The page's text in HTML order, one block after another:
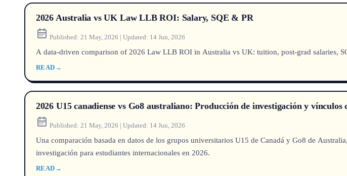
2026 Australia vs UK Law LLB ROI: Salary, SQE & PR
Published: 21 May, 2026 | Updated: 14 Jun, 2026
A data-driven comparison of 2026 Law LLB ROI in Australia vs UK: tuition, post-grad salaries,
READ →
2026 U15 canadiense vs Go8 australiano: Producción de investigación y
Published: 21 May, 2026 | Updated: 14 Jun, 2026
Una comparación basada en datos de los grupos universitarios U15 de Canadá y Go8 de
investigación para estudiantes internacionales en 2026.
READ →